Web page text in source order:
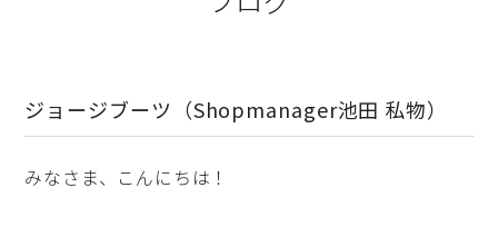
ジョージブーツ（Shopmanager池田 私物）
みなさま、こんにちは！